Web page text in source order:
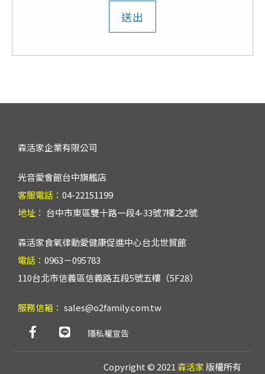
送出
森活家企業有限公司
光音愛會館台中旗艦店
客服電話： 04-22151199
地址： 台中市東區雙十路一段4-33號7樓之2號
森活家食氧律動愛健康促進中心台北世貿館
電話： 0963－095783
110台北市信義區信義路五段5號五樓（5F28）
服務信箱： sales@o2family.com.tw
隱私權宣告
Copyright © 2021森活家版權所有